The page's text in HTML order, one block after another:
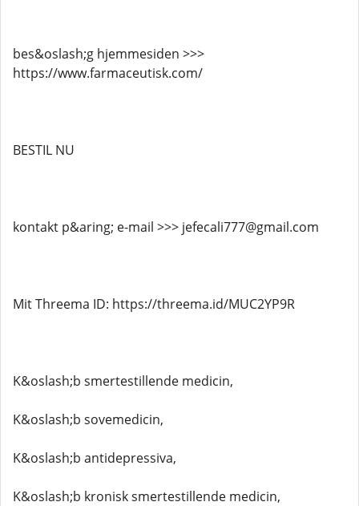
bes&oslash;g hjemmesiden >>>
https://www.farmaceutisk.com/
BESTIL NU
kontakt p&aring; e-mail >>> jefecali777@gmail.com
Mit Threema ID: https://threema.id/MUC2YP9R
K&oslash;b smertestillende medicin,
K&oslash;b sovemedicin,
K&oslash;b antidepressiva,
K&oslash;b kronisk smertestillende medicin,